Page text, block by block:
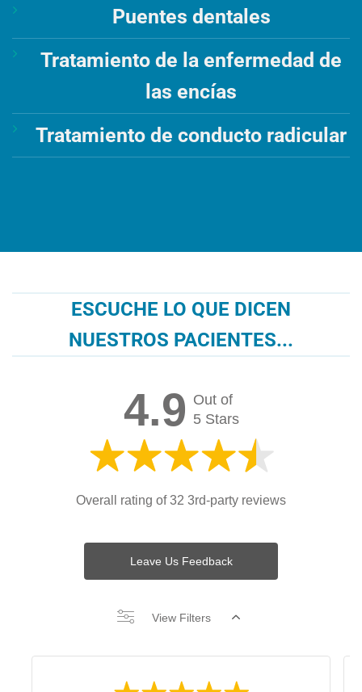
Puentes dentales
Tratamiento de la enfermedad de
las encías
Tratamiento de conducto radicular
ESCUCHE LO QUE DICEN
NUESTROS PACIENTES...
4.9 Out of
5 Stars
Overall rating of 32 3rd-party reviews
Leave Us Feedback
View Filters